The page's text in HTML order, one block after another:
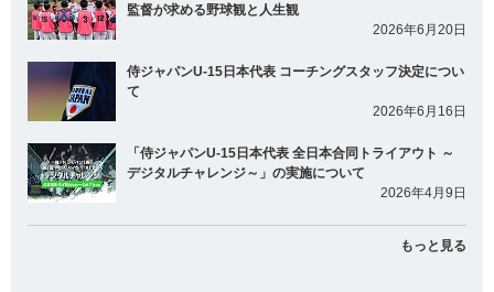
監督が求める野球観と人生観
2026年6月20日
侍ジャパンU-15日本代表 コーチングスタッフ決定につい
て
2026年6月16日
「侍ジャパンU-15日本代表 全日本合同トライアウト ～
デジタルチャレンジ～」の実施について
2026年4月9日
もっと見る